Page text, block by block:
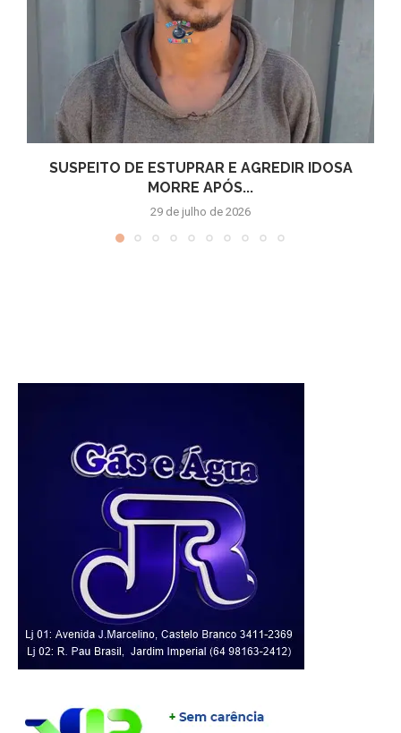
SUSPEITO DE ESTUPRAR E AGREDIR IDOSA
MORRE APÓS...
29 de julho de 2026